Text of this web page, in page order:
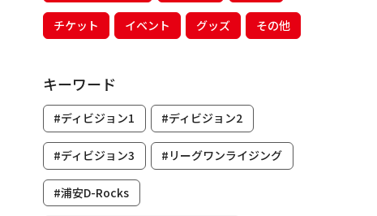
チケット イベント グッズ その他
キーワード
#ディビジョン1 #ディビジョン2
#ディビジョン3 #リーグワンライジング
#浦安D-Rocks